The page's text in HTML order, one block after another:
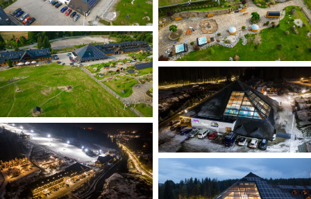
ATRAKCJE
GALERIA
KONTAKT
Otwarcie lato 2026
Saunarium
200m od kompleksu
Zagroń
Pensjonat